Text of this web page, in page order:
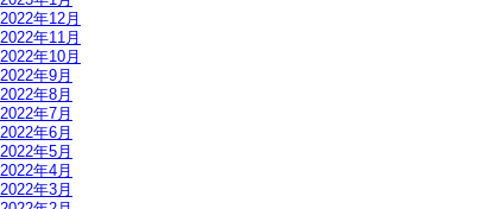
2022年12月
2022年11月
2022年10月
2022年9月
2022年8月
2022年7月
2022年6月
2022年5月
2022年4月
2022年3月